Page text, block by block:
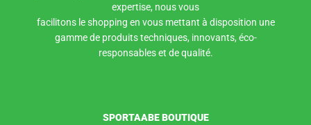
expertise, nous vous
facilitons le shopping en vous mettant à disposition une
gamme de produits techniques, innovants, éco-
responsables et de qualité.
SPORTAABE BOUTIQUE